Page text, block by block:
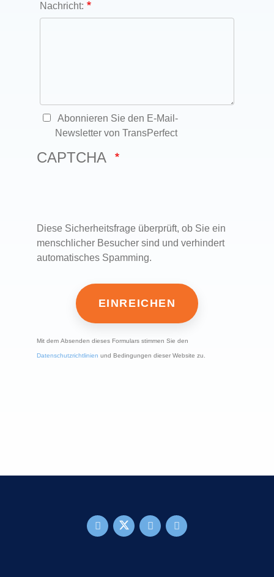
Nachricht:
Abonnieren Sie den E-Mail-
Newsletter von TransPerfect
CAPTCHA
Diese Sicherheitsfrage überprüft, ob Sie ein
menschlicher Besucher sind und verhindert
automatisches Spamming.
Mit dem Absenden dieses Formulars stimmen Sie den
Datenschutzrichtlinien und Bedingungen dieser Website zu.